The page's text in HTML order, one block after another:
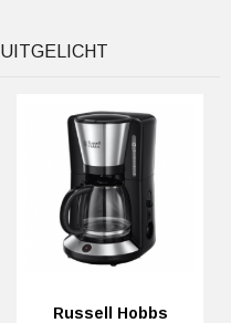
UITGELICHT
Russell Hobbs